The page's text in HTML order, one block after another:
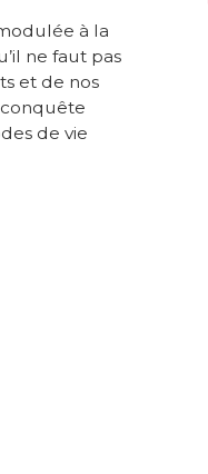
à la
ne faut pas
et de nos
de vie